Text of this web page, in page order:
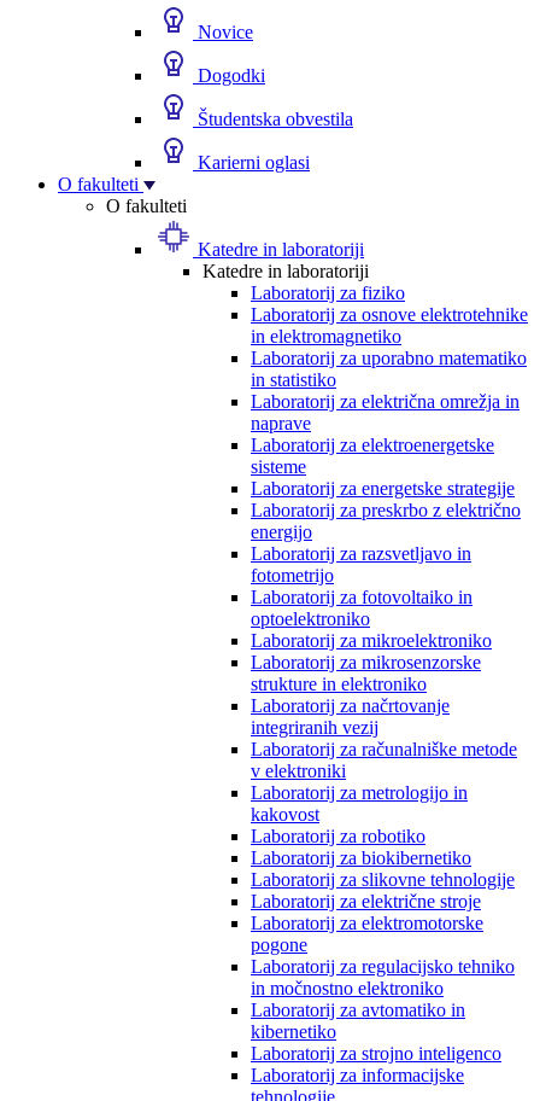
Novice
Dogodki
Študentska obvestila
Karierni oglasi
O fakulteti
O fakulteti
Katedre in laboratoriji
Katedre in laboratoriji
Laboratorij za fiziko
Laboratorij za osnove elektrotehnike
in elektromagnetiko
Laboratorij za uporabno matematiko
in statistiko
Laboratorij za električna omrežja in
naprave
Laboratorij za elektroenergetske
sisteme
Laboratorij za energetske strategije
Laboratorij za preskrbo z električno
energijo
Laboratorij za razsvetljavo in
fotometrijo
Laboratorij za fotovoltaiko in
optoelektroniko
Laboratorij za mikroelektroniko
Laboratorij za mikrosenzorske
strukture in elektroniko
Laboratorij za načrtovanje
integriranih vezij
Laboratorij za računalniške metode
v elektroniki
Laboratorij za metrologijo in
kakovost
Laboratorij za robotiko
Laboratorij za biokibernetiko
Laboratorij za slikovne tehnologije
Laboratorij za električne stroje
Laboratorij za elektromotorske
pogone
Laboratorij za regulacijsko tehniko
in močnostno elektroniko
Laboratorij za avtomatiko in
kibernetiko
Laboratorij za strojno inteligenco
Laboratorij za informacijske
tehnologije